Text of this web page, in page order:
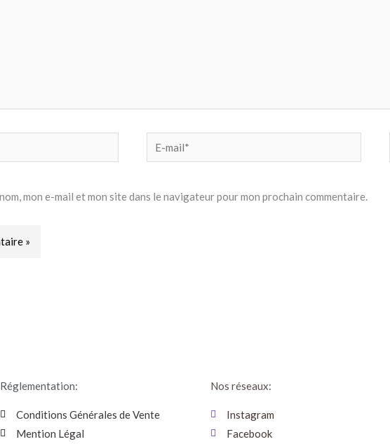
E-
mail*
mon e-mail et mon site dans le navigateur pour mon prochain commentaire.
Réglementation:
Conditions Générales de Vente
Mention Légal
Nos réseaux:
Instagram
Facebook